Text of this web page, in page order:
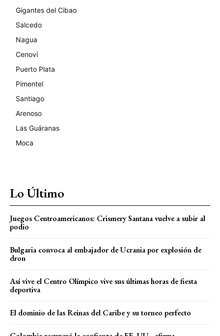
Gigantes del Cibao
Salcedo
Nagua
Cenoví
Puerto Plata
Pimentel
Santiago
Arenoso
Las Guáranas
Moca
Lo Último
Juegos Centroamericanos: Crismery Santana vuelve a subir al
podio
Bulgaria convoca al embajador de Ucrania por explosión de
dron
Así vive el Centro Olímpico vive sus últimas horas de fiesta
deportiva
El dominio de las Reinas del Caribe y su torneo perfecto